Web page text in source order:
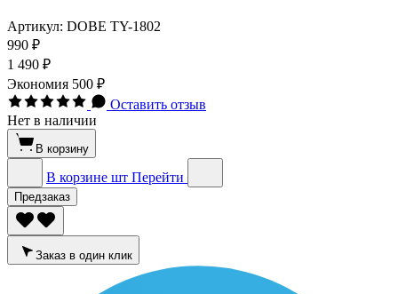
Артикул: DOBE TY-1802
990 ₽
1 490 ₽
Экономия 500 ₽
Оставить отзыв
Нет в наличии
В корзину
В корзине шт Перейти
Предзаказ
Заказ в один клик